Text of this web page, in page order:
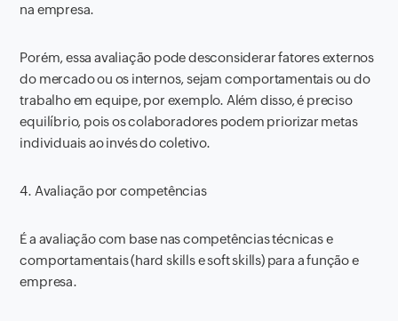
na empresa.
Porém, essa avaliação pode desconsiderar fatores externos
do mercado ou os internos, sejam comportamentais ou do
trabalho em equipe, por exemplo. Além disso, é preciso
equilíbrio, pois os colaboradores podem priorizar metas
individuais ao invés do coletivo.
4. Avaliação por competências
É a avaliação com base nas competências técnicas e
comportamentais (hard skills e soft skills) para a função e
empresa.